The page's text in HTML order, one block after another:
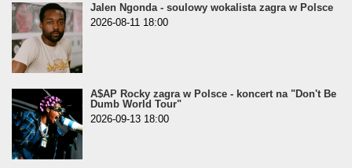
Jalen Ngonda - soulowy wokalista zagra w Polsce
2026-08-11 18:00
A$AP Rocky zagra w Polsce - koncert na "Don't Be
Dumb World Tour"
2026-09-13 18:00